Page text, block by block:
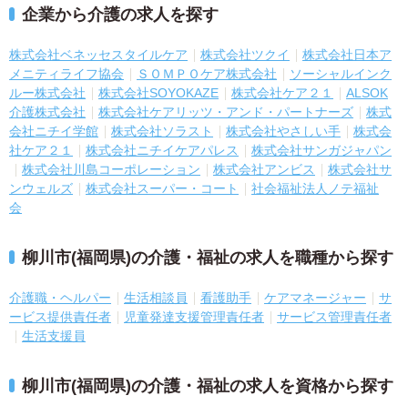
企業から介護の求人を探す
株式会社ベネッセスタイルケア 株式会社ツクイ
株式会社日本ア
メニティライフ協会
ＳＯＭＰＯケア株式会社
ソーシャルインク
ルー株式会社
株式会社SOYOKAZE 株式会社ケア２１
ALSOK
介護株式会社
株式会社ケアリッツ・アンド・パートナーズ
株式
会社ニチイ学館
株式会社ソラスト 株式会社やさしい手
株式会
社ケア２１
株式会社ニチイケアパレス
株式会社サンガジャパン
株式会社川島コーポレーション
株式会社アンビス
株式会社サ
ンウェルズ
株式会社スーパー・コート
社会福祉法人ノテ福祉
会
柳川市(福岡県)の介護・福祉の求人を職種から探す
介護職・ヘルパー 生活相談員 看護助手 ケアマネージャー
サ
ービス提供責任者
児童発達支援管理責任者
サービス管理責任者
生活支援員
柳川市(福岡県)の介護・福祉の求人を資格から探す